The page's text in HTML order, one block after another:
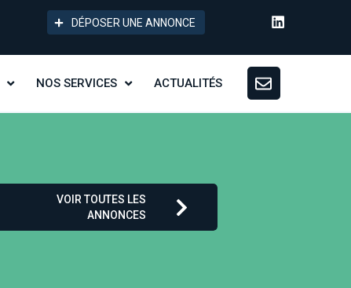
DÉPOSER UNE ANNONCE
NOS SERVICES ACTUALITÉS
VOIR TOUTES LES
ANNONCES